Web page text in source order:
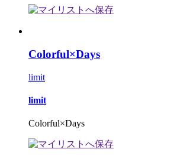
Colorful×Days
limit
limit
Colorful×Days